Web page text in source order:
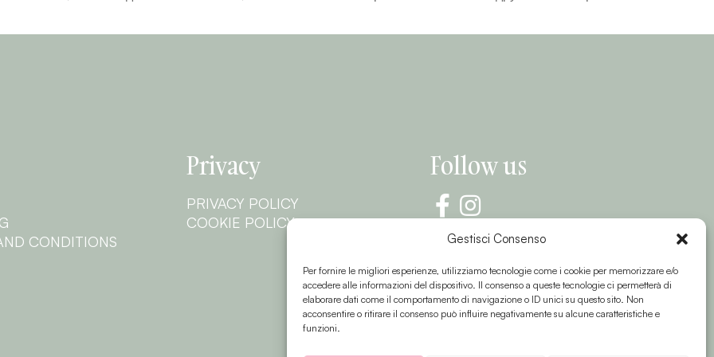
Gestisci Consenso
Per fornire le migliori esperienze, utilizziamo tecnologie come i cookie per memorizzare e/o
accedere alle informazioni del dispositivo. Il consenso a queste tecnologie ci permetterà di
elaborare dati come il comportamento di navigazione o ID unici su questo sito. Non
acconsentire o ritirare il consenso può influire negativamente su alcune caratteristiche e
funzioni.
CONDITIONS
Privacy
PRIVACY POLICY
COOKIE POLICY
Follow us